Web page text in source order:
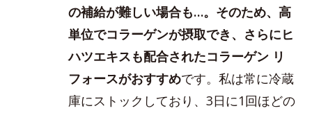
の補給が難しい場合も…。そのため、高
単位でコラーゲンが摂取でき、さらにヒ
ハツエキスも配合されたコラーゲン リ
フォースがおすすめです。私は常に冷蔵
庫にストックしており、3日に1回ほどの